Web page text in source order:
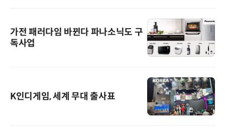
가전 패러다임 바뀐다 파나소닉도 구
독사업
K인디게임, 세계 무대 출사표